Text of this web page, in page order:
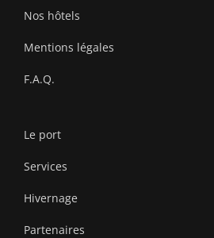
Nos hôtels
Mentions légales
F.A.Q.
Le port
Services
Hivernage
Partenaires